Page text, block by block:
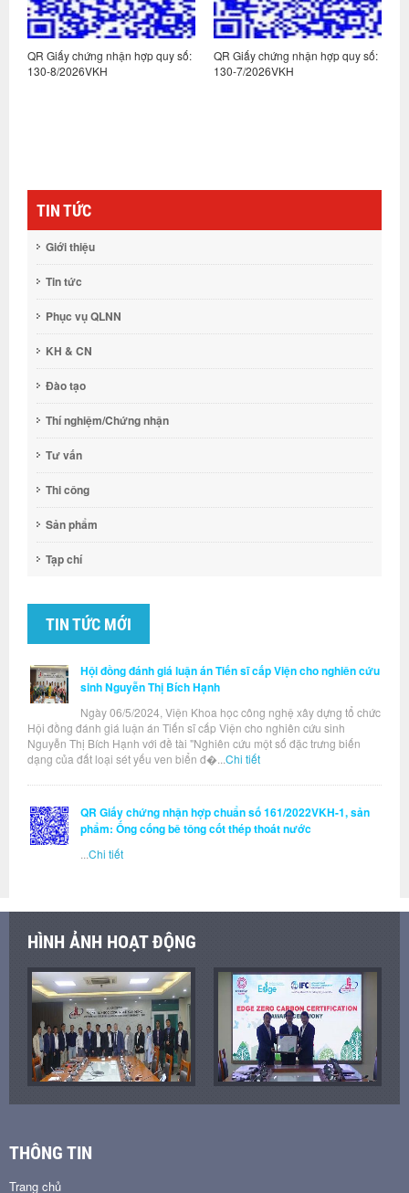
QR Giấy chứng nhận hợp quy số:
130-8/2026VKH
QR Giấy chứng nhận hợp quy số:
130-7/2026VKH
TIN TỨC
Giới thiệu
Tin tức
Phục vụ QLNN
KH & CN
Đào tạo
Thí nghiệm/Chứng nhận
Tư vấn
Thi công
Sản phẩm
Tạp chí
TIN TỨC MỚI
Hội đồng đánh giá luận án Tiến sĩ cấp Viện cho nghiên cứu
sinh Nguyễn Thị Bích Hạnh
Ngày 06/5/2024, Viện Khoa học công nghệ xây dựng tổ chức
Hội đồng đánh giá luận án Tiến sĩ cấp Viện cho nghiên cứu sinh
Nguyễn Thị Bích Hạnh với đề tài "Nghiên cứu một số đặc trưng biến
dạng của đất loại sét yếu ven biển đ�... Chi tiết
QR Giấy chứng nhận hợp chuẩn số 161/2022VKH-1, sản
phẩm: Ống cống bê tông cốt thép thoát nước
Chi tiết
HÌNH ẢNH HOẠT ĐỘNG
THÔNG TIN
Trang chủ